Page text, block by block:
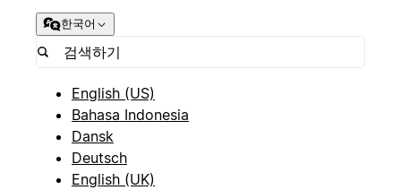
한국어
English (US)
Bahasa Indonesia
Dansk
Deutsch
English (UK)